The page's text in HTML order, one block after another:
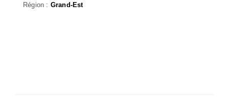
Région : Grand-Est